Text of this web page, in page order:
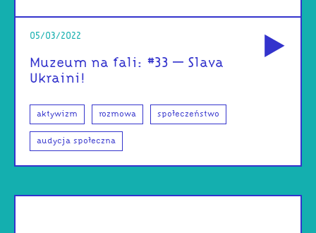
05/03/2022
Muzeum na fali: #33 – Slava
Ukraini!
aktywizm rozmowa społeczeństwo
audycja społeczna